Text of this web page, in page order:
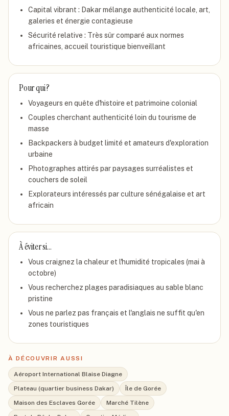
Capital vibrant : Dakar mélange authenticité locale, art,
galeries et énergie contagieuse
Sécurité relative : Très sûr comparé aux normes
africaines, accueil touristique bienveillant
Pour qui ?
Voyageurs en quête d'histoire et patrimoine colonial
Couples cherchant authenticité loin du tourisme de
masse
Backpackers à budget limité et amateurs d'exploration
urbaine
Photographes attirés par paysages surréalistes et
couchers de soleil
Explorateurs intéressés par culture sénégalaise et art
africain
À éviter si…
Vous craignez la chaleur et l'humidité tropicales (mai à
octobre)
Vous recherchez plages paradisiaques au sable blanc
pristine
Vous ne parlez pas français et l'anglais ne suffit qu'en
zones touristiques
À DÉCOUVRIR AUSSI
Aéroport International Blaise Diagne
Plateau (quartier business Dakar)
Île de Gorée
Maison des Esclaves Gorée
Marché Tilène